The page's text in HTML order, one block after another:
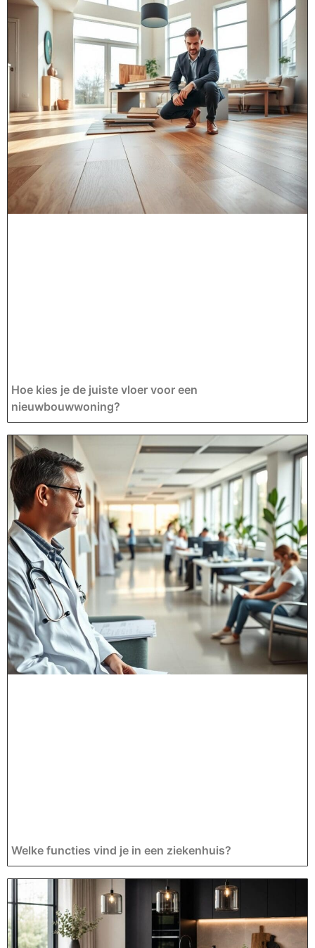
Hoe kies je de juiste vloer voor een
nieuwbouwwoning?
Welke functies vind je in een ziekenhuis?